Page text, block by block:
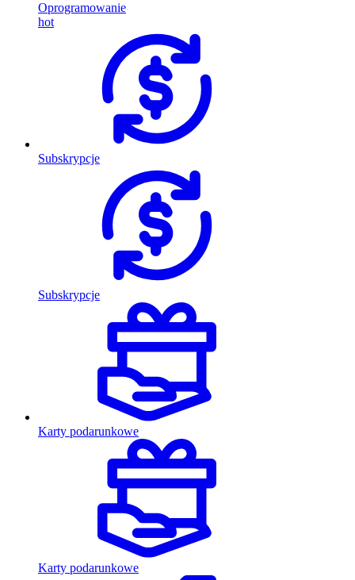
Oprogramowanie
hot
Subskrypcje
Subskrypcje
Karty podarunkowe
Karty podarunkowe